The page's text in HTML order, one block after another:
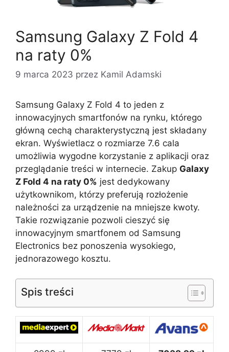
Samsung Galaxy Z Fold 4
na raty 0%
9 marca 2023 przez Kamil Adamski
Samsung Galaxy Z Fold 4 to jeden z
innowacyjnych smartfonów na rynku, którego
główną cechą charakterystyczną jest składany
ekran. Wyświetlacz o rozmiarze 7.6 cala
umożliwia wygodne korzystanie z aplikacji oraz
przeglądanie treści w internecie. Zakup Galaxy
Z Fold 4 na raty 0% jest dedykowany
użytkownikom, którzy preferują rozłożenie
należności za urządzenie na mniejsze kwoty.
Takie rozwiązanie pozwoli cieszyć się
innowacyjnym smartfonem od Samsung
Electronics bez ponoszenia wysokiego,
jednorazowego kosztu.
Spis treści